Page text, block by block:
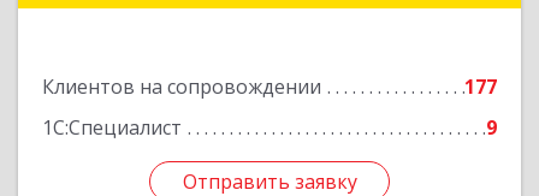
Клиентов на сопровождении
177
1С:Специалист
9
Отправить заявку
Отправить заявку